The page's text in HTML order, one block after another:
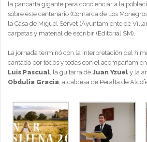
la pancarta gigante para concienciar a la
sobre este centenario (Comarca de Los
la Casa de Miguel Servet (Ayuntamiento de
carpetas y material de escribir (Editorial SM).
La jornada terminó con la interpretación del
cantado por todos y todas con el
Luis Pascual, la guitarra de Juan Yzuel y la
Obdulia Gracia, alcaldesa de Peralta de